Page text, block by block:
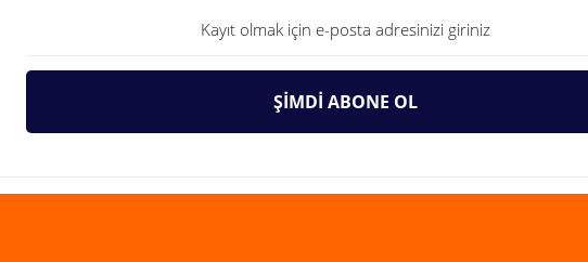
Gönder
ŞİMDİ ABONE OL